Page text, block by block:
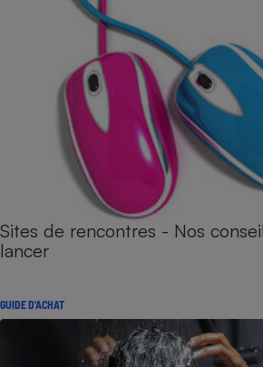
Sites de rencontres - Nos
lancer
GUIDE D'ACHAT